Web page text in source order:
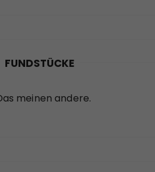
FUNDSTÜCKE
meinen andere.